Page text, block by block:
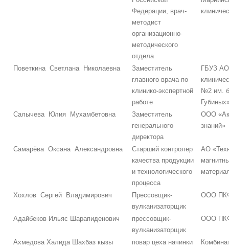
Федерации, врач-
методист
организационно-
методического
отдела
Поветкина Светлана Николаевна
Заместитель
главного врача по
клинико-экспертной
работе
ГБУЗ АО
№2 им.
Салычева Юлия Мухамбетовна
Заместитель
генерального
директора
ООО
знаний»
Самарёва Оксана Александровна
Старший контролер
качества продукции
и технологического
процесса
АО
Хохлов Сергей Владимирович
Прессовщик-
вулканизаторщик
ООО
Адайбеков Ильяс Шарапиденович
прессовщик-
вулканизаторщик
ООО
Ахмедова Халида Шахбаз кызы повар цеха начинки